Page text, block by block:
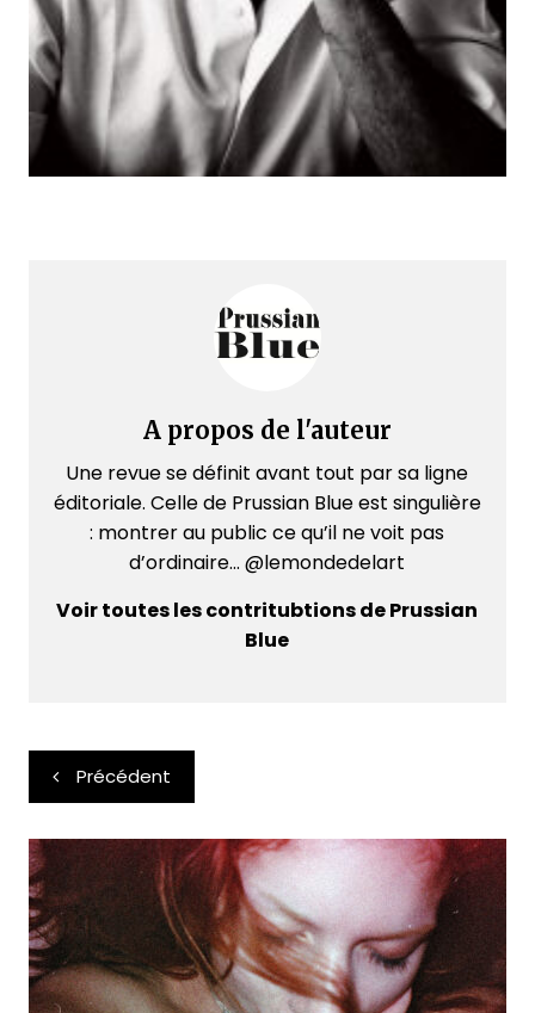
A propos de l'auteur
Une revue se définit avant tout par sa ligne
éditoriale. Celle de Prussian Blue est singulière
: montrer au public ce qu’il ne voit pas
d’ordinaire... @lemondedelart
Voir toutes les contritubtions de Prussian
Blue
Navigation
de
l’article
Précédent